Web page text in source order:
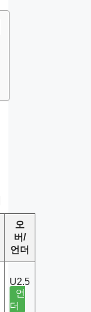
오
버/
언더
U2.5
언
더